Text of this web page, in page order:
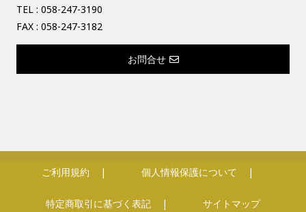
TEL : 058-247-3190
FAX : 058-247-3182
お問合せ
ご利用規約 個人情報保護について
特定商取引に基づく表記 サイトマップ